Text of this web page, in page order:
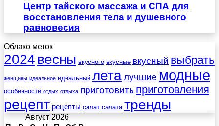
Центр тайского массажа и СПА для
восстановления тела и душевного
равновесия
Облако меток
2024 весны вкусного вкусные вкусный выбрать
женщины идеальное идеальный леталучшие модные
особенности отдых отдыха приготовить приготовления
рецепт рецепты салат салата тренды
Август 2026